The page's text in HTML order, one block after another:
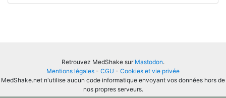
Retrouvez MedShake sur Mastodon.
Mentions légales - CGU - Cookies et vie privée
MedShake.net n'utilise aucun code informatique envoyant vos données hors de
nos propres serveurs.